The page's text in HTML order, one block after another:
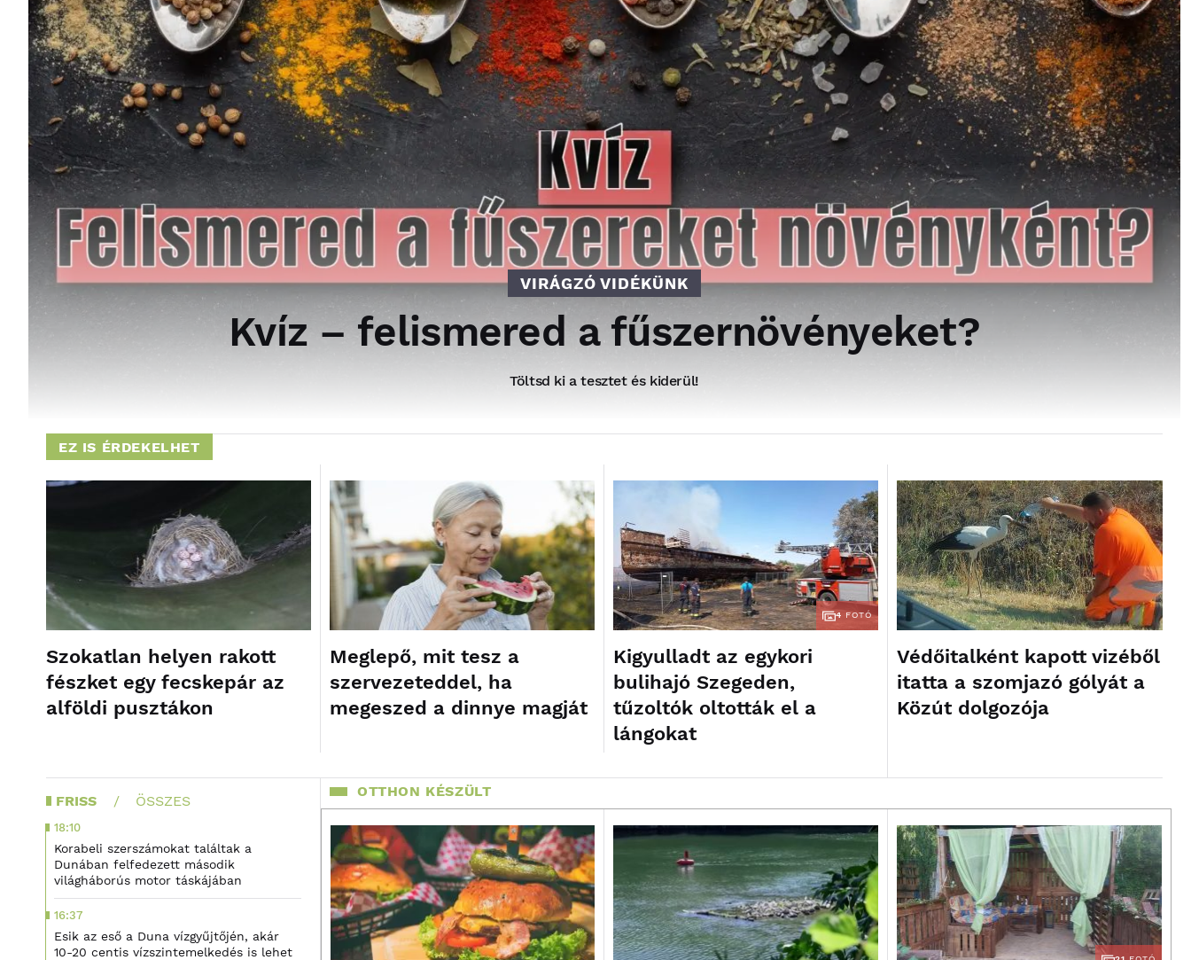
VIRÁGZÓ VIDÉKÜNK
Kvíz – felismered a fűszernövényeket?
Töltsd ki a tesztet és kiderül!
EZ IS ÉRDEKELHET
Szokatlan helyen rakott
fészket egy fecskepár az
alföldi pusztákon
Meglepő, mit tesz a
szervezeteddel, ha
megeszed a dinnye magját
4 FOTÓ
Kigyulladt az egykori
bulihajó Szegeden,
tűzoltók oltották el a
lángokat
Védőitalként kapott vizéből
itatta a szomjazó gólyát a
Közút dolgozója
FRISS ÖSSZES
18:10
Korabeli szerszámokat találtak a
Dunában felfedezett második
világháborús motor táskájában
16:37
Esik az eső a Duna vízgyűjtőjén, akár
10-20 centis vízszintemelkedés is lehet
OTTHON KÉSZÜLT